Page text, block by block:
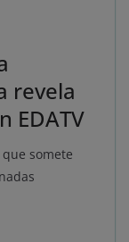
revela
EDATV
somete